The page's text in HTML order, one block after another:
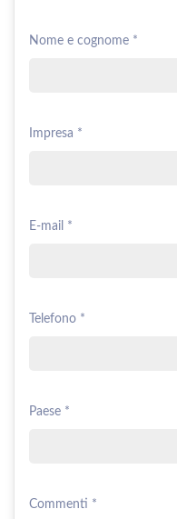
Nome e cognome *
Impresa *
E-mail *
Telefono *
Paese *
Commenti *